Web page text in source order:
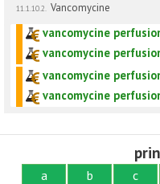
11.1.10.2. Vancomycine
vancomycine
vancomycine
vancomycine
vancomycine
a b c